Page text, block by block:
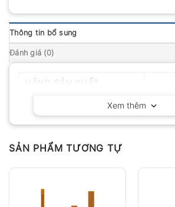
Thông tin bổ sung
Đánh giá (0)
Xem thêm
SẢN PHẨM TƯƠNG TỰ